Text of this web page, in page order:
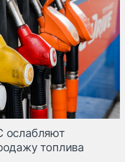
ослабляют
топлива